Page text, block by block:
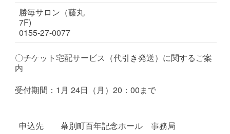
勝毎サロン（藤丸
7F)
0155-27-0077
〇チケット宅配サービス（代引き発送）に関するご案
内
受付期間：1月 24日（月）20：00まで
申込先
幕別町百年記念ホール 事務局